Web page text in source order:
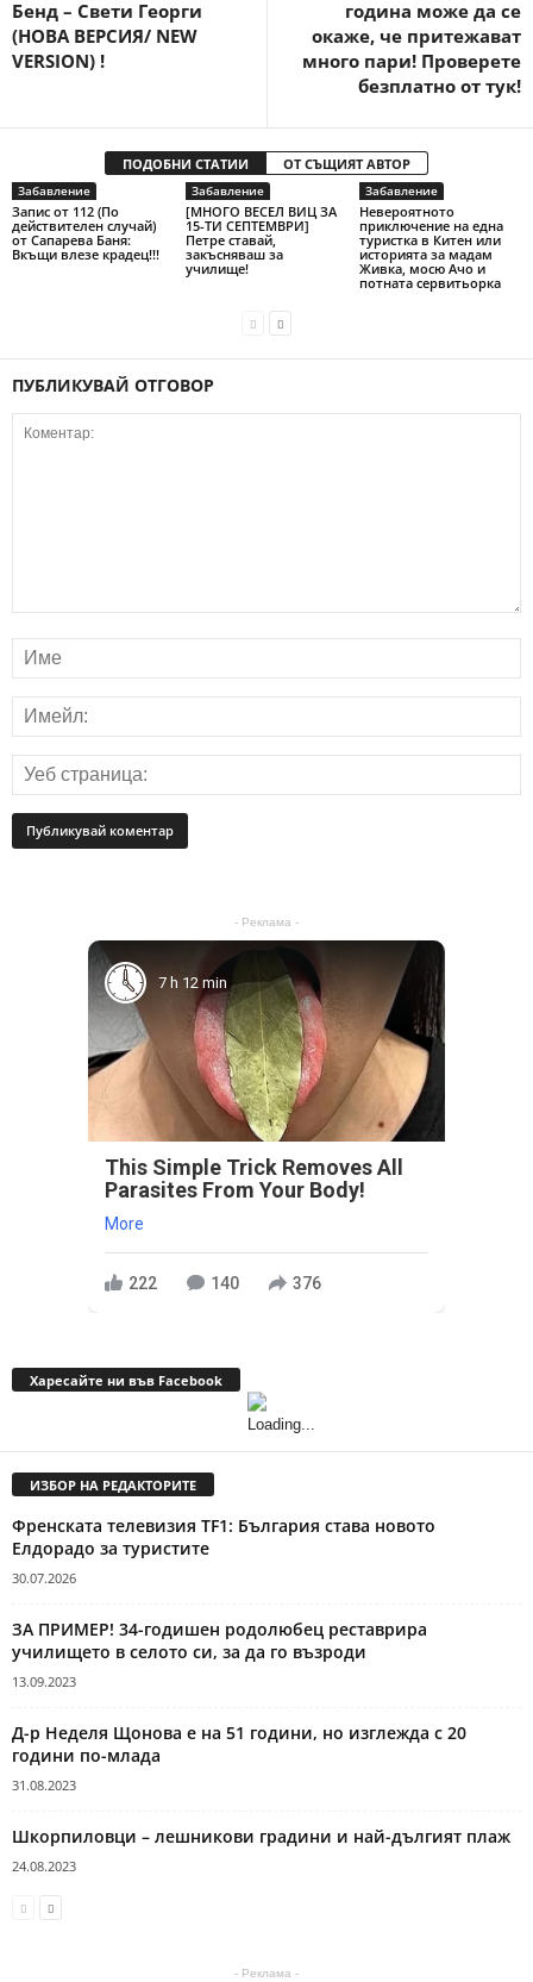
Бенд – Свети Георги
(НОВА ВЕРСИЯ/ NEW
VERSION) !
година може да се
окаже, че притежават
много пари! Проверете
безплатно от тук!
ПОДОБНИ СТАТИИ ОТ СЪЩИЯТ АВТОР
Забавление
Запис от 112 (По
действителен случай)
от Сапарева Баня:
Вкъщи влезе крадец!!!
Забавление
[МНОГО ВЕСЕЛ ВИЦ ЗА
15-ТИ СЕПТЕМВРИ]
Петре ставай,
закъсняваш за
училище!
Забавление
Невероятното
приключение на една
туристка в Китен или
историята за мадам
Живка, мосю Ачо и
потната сервитьорка
ПУБЛИКУВАЙ ОТГОВОР
- Реклама -
7 h 12 min
This Simple Trick Removes All
Parasites From Your Body!
More
222 140 376
Харесайте ни във Facebook
ИЗБОР НА РЕДАКТОРИТЕ
Френската телевизия TF1: България става новото
Елдорадо за туристите
30.07.2026
ЗА ПРИМЕР! 34-годишен родолюбец реставрира
училището в селото си, за да го възроди
13.09.2023
Д-р Неделя Щонова е на 51 години, но изглежда с 20
години по-млада
31.08.2023
Шкорпиловци – лешникови градини и най-дългият плаж
24.08.2023
- Реклама -